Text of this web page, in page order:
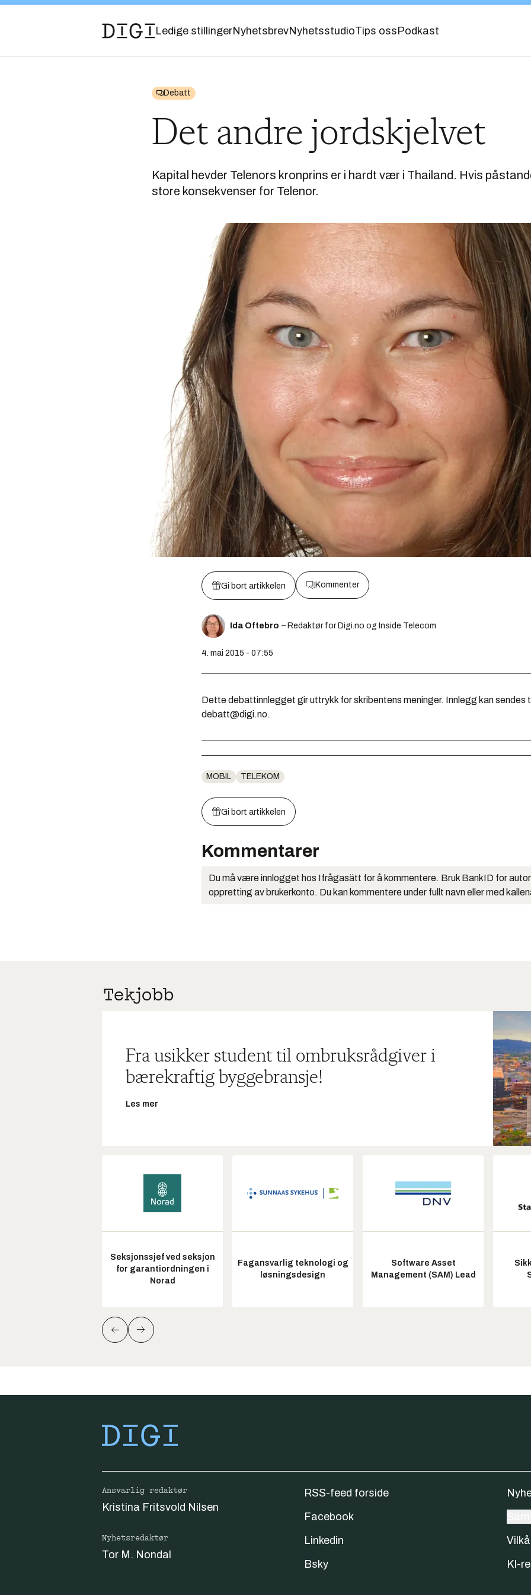
Ledige stillingerNyhetsbrevNyhetsstudioTips oss Podkast
Debatt
Det andre jordskjelvet
Kapital hevder Telenors kronprins er i hardt vær i Thailand. Hvis
store konsekvenser for Telenor.
Gi bort artikkelen Kommenter
Ida Oftebro – Redaktør for Digi.no og Inside Telecom
4. mai 2015 - 07:55
Dette debattinnlegget gir uttrykk for skribentens meninger. Innlegg kan sendes
debatt@digi.no.
MOBIL TELEKOM
Gi bort artikkelen
Kommentarer
Du må være innlogget hos Ifrågasätt for å kommentere. Bruk BankID for
oppretting av brukerkonto. Du kan kommentere under fullt navn eller med
Fra usikker student til ombruksrådgiver i
bærekraftig byggebransje!
Les mer
Seksjonssjef ved seksjon
for garantiordningen i
Norad
Fagansvarlig teknologi og
løsningsdesign
Software Asset
Management (SAM) Lead
Ansvarlig redaktør
Kristina Fritsvold Nilsen
Nyhetsredaktør
Tor M. Nondal
RSS-feed forside
Facebook
Linkedin
Bsky
KI-